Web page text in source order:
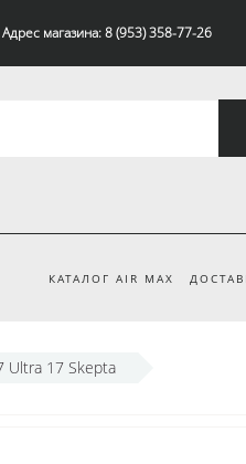
Адрес магазина: 8 (953) 358-77-26
КАТАЛОГ AIR MAX
Ultra 17 Skepta